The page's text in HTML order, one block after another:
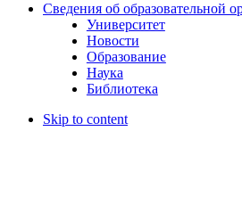
Сведения об образовательной
Университет
Новости
Образование
Наука
Библиотека
Skip to content